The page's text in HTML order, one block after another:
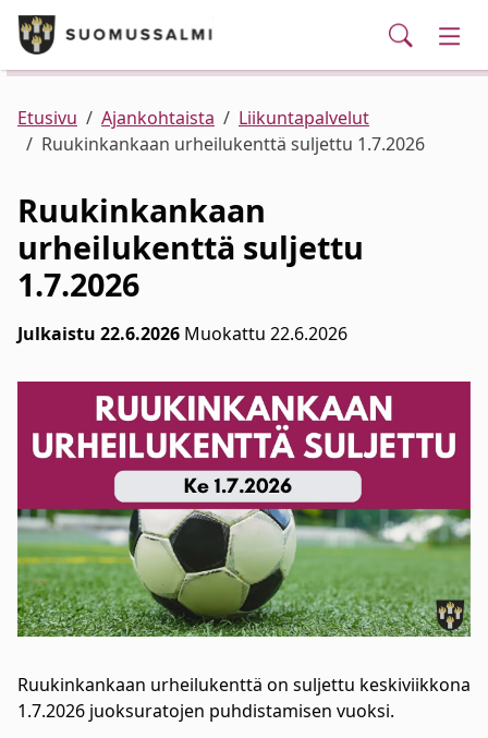
Siirry pääsisältöön
Puhelinluettelo/yhteystiedot
Palvelut
Ajankohtaista
Verkkokauppa
Haku
Kunta ja hallinto
Asuminen ja ympäristö
Elinvoima
Etusivu Ajankohtaista
Liikuntapalvelut
Ruukinkankaan urheilukenttä suljettu 1.7.2026
Ruukinkankaan
urheilukenttä suljettu
1.7.2026
Julkaistu 22.6.2026 Muokattu 22.6.2026
Ruukinkankaan urheilukenttä on suljettu keskiviikkona
1.7.2026 juoksuratojen puhdistamisen vuoksi.